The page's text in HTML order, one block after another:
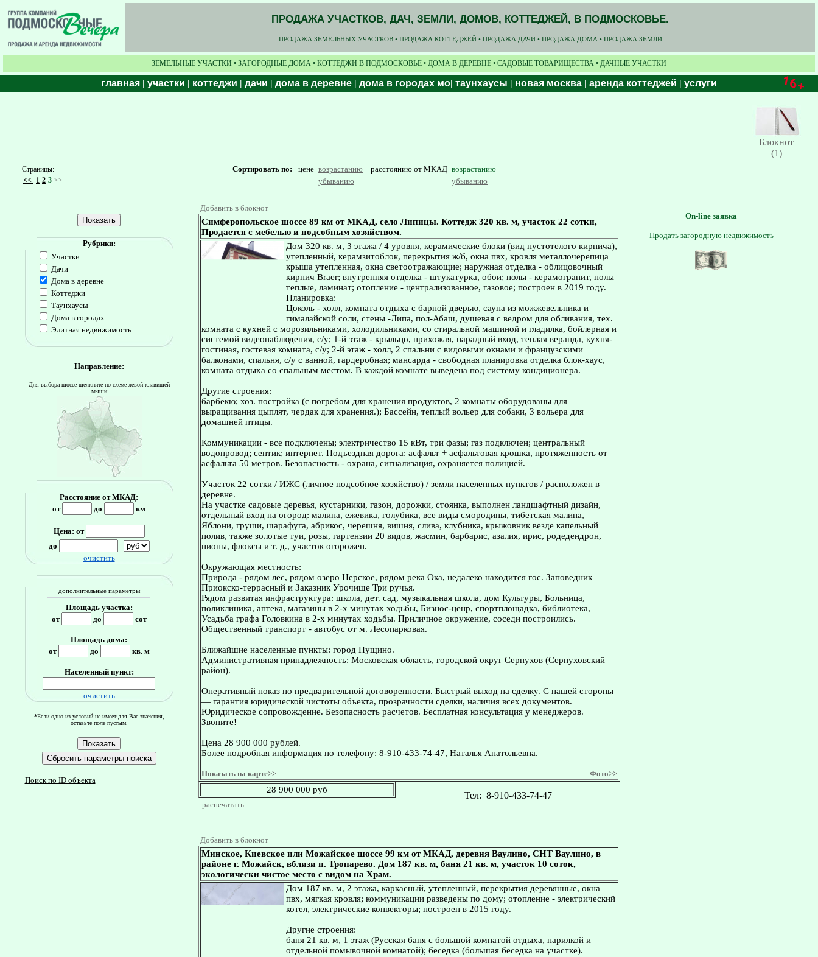
ПРОДАЖА УЧАСТКОВ, ДАЧ, ЗЕМЛИ, ДОМОВ, КОТТЕДЖЕЙ, В ПОДМОСКОВЬЕ.
ПРОДАЖА ЗЕМЕЛЬНЫХ УЧАСТКОВ • ПРОДАЖА КОТТЕДЖЕЙ • ПРОДАЖА ДАЧИ • ПРОДАЖА ДОМА • ПРОДАЖА ЗЕМЛИ
ЗЕМЕЛЬНЫЕ УЧАСТКИ • ЗАГОРОДНЫЕ ДОМА • КОТТЕДЖИ В ПОДМОСКОВЬЕ • ДОМА В ДЕРЕВНЕ • САДОВЫЕ ТОВАРИЩЕСТВА • ДАЧНЫЕ УЧАСТКИ
главная | участки | коттеджи | дачи | дома в деревне | дома в городах мо| таунхаусы | новая москва | аренда коттеджей | услуги
Блокнот
(1)
Страницы:
<< 1 2 3 >>
Сортировать по: цене возрастанию расстоянию от МКАД возрастанию
убыванию
убыванию
Рубрики:
Участки
Дачи
Дома в деревне
Коттеджи
Таунхаусы
Дома в городах
Элитная недвижимость
Направление:
Для выбора шоссе щелкните по схеме левой клавишей
мыши
Расстояние от МКАД:
от
до км
Цена: от
до
очистить
дополнительные параметры
Площадь участка:
от
до сот
Площадь дома:
от
до кв. м
Населенный пункт:
очистить
*Если одно из условий не имеет для Вас значения,
оставьте поле пустым.
Поиск по ID объекта
Добавить в блокнот
Симферопольское шоссе 89 км от МКАД, село Липицы. Коттедж 320 кв. м, участок 22 сотки,
Продается с мебелью и подсобным хозяйством.
Дом 320 кв. м, 3 этажа / 4 уровня, керамические блоки (вид пустотелого кирпича),
утепленный, керамзитоблок, перекрытия ж/б, окна пвх, кровля металлочерепица
крыша утепленная, окна светоотражающие; наружная отделка - облицовочный
кирпич Braer; внутренняя отделка - штукатурка, обои; полы - керамогранит, полы
теплые, ламинат; отопление - централизованное, газовое; построен в 2019 году.
Планировка:
Цоколь - холл, комната отдыха с барной дверью, сауна из можжевельника и
гималайской соли, стены -Липа, пол-Абаш, душевая с ведром для обливания, тех.
комната с кухней с морозильниками, холодильниками, со стиральной машиной и гладилка, бойлерная и
системой видеонаблюдения, с/у; 1-й этаж - крыльцо, прихожая, парадный вход, теплая веранда, кухня-
гостиная, гостевая комната, с/у; 2-й этаж - холл, 2 спальни с видовыми окнами и французскими
балконами, спальня, с/у с ванной, гардеробная; мансарда - свободная планировка отделка блок-хаус,
комната отдыха со спальным местом. В каждой комнате выведена под систему кондиционера.
Другие строения:
барбекю; хоз. постройка (с погребом для хранения продуктов, 2 комнаты оборудованы для
выращивания цыплят, чердак для хранения.); Бассейн, теплый вольер для собаки, 3 вольера для
домашней птицы.
Коммуникации - все подключены; электричество 15 кВт, три фазы; газ подключен; центральный
водопровод; септик; интернет. Подъездная дорога: асфальт + асфальтовая крошка, протяженность от
асфальта 50 метров. Безопасность - охрана, сигнализация, охраняется полицией.
Участок 22 сотки / ИЖС (личное подсобное хозяйство) / земли населенных пунктов / расположен в
деревне.
На участке садовые деревья, кустарники, газон, дорожки, стоянка, выполнен ландшафтный дизайн,
отдельный вход на огород: малина, ежевика, голубика, все виды смородины, тибетская малина,
Яблони, груши, шарафуга, абрикос, черешня, вишня, слива, клубника, крыжовник везде капельный
полив, также золотые туи, розы, гартензии 20 видов, жасмин, барбарис, азалия, ирис, родедендрон,
пионы, флоксы и т. д., участок огорожен.
Окружающая местность:
Природа - рядом лес, рядом озеро Нерское, рядом река Ока, недалеко находится гос. Заповедник
Приокско-террасный и Заказник Урочище Три ручья.
Рядом развитая инфраструктура: школа, дет. сад, музыкальная школа, дом Культуры, Больница,
поликлиника, аптека, магазины в 2-х минутах ходьбы, Бизнос-ценр, спортплощадка, библиотека,
Усадьба графа Головкина в 2-х минутах ходьбы. Приличное окружение, соседи построились.
Общественный транспорт - автобус от м. Лесопарковая.
Ближайшие населенные пункты: город Пущино.
Административная принадлежность: Московская область, городской округ Серпухов (Серпуховский
район).
Оперативный показ по предварительной договоренности. Быстрый выход на сделку. С нашей стороны
— гарантия юридической чистоты объекта, прозрачности сделки, наличия всех документов.
Юридическое сопровождение. Безопасность расчетов. Бесплатная консультация у менеджеров.
Звоните!
Цена 28 900 000 рублей.
Более подробная информация по телефону: 8-910-433-74-47, Наталья Анатольевна.
Показать на карте>> Фото>>
28 900 000 руб
распечатать
Тел: 8-910-433-74-47
Добавить в блокнот
Минское, Киевское или Можайское шоссе 99 км от МКАД, деревня Ваулино, СНТ Ваулино, в
районе г. Можайск, вблизи п. Тропарево. Дом 187 кв. м, баня 21 кв. м, участок 10 соток,
экологически чистое место с видом на Храм.
Дом 187 кв. м, 2 этажа, каркасный, утепленный, перекрытия деревянные, окна
пвх, мягкая кровля; коммуникации разведены по дому; отопление - электрический
котел, электрические конвекторы; построен в 2015 году.
Другие строения:
баня 21 кв. м, 1 этаж (Русская баня с большой комнатой отдыха, парилкой и
отдельной помывочной комнатой); беседка (большая беседка на участке).
On-line заявка
Продать загородную недвижимость